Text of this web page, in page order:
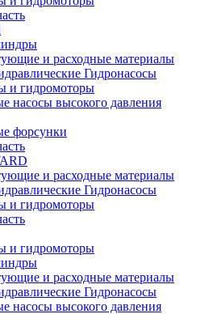
и расходные материалы
Гидронасосы
и гидромоторы
насосы высокого давления
форсунки
и расходные материалы
Гидронасосы
и гидромоторы
и гидромоторы
и расходные материалы
Гидронасосы
насосы высокого давления